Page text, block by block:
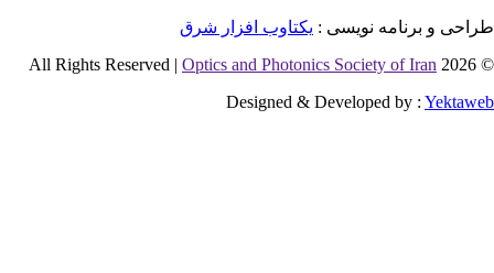
و برنامه نویسی : یکتاوب افزار شرق
©
Optics and Photonics Society of Iran
Designed & Developed by :